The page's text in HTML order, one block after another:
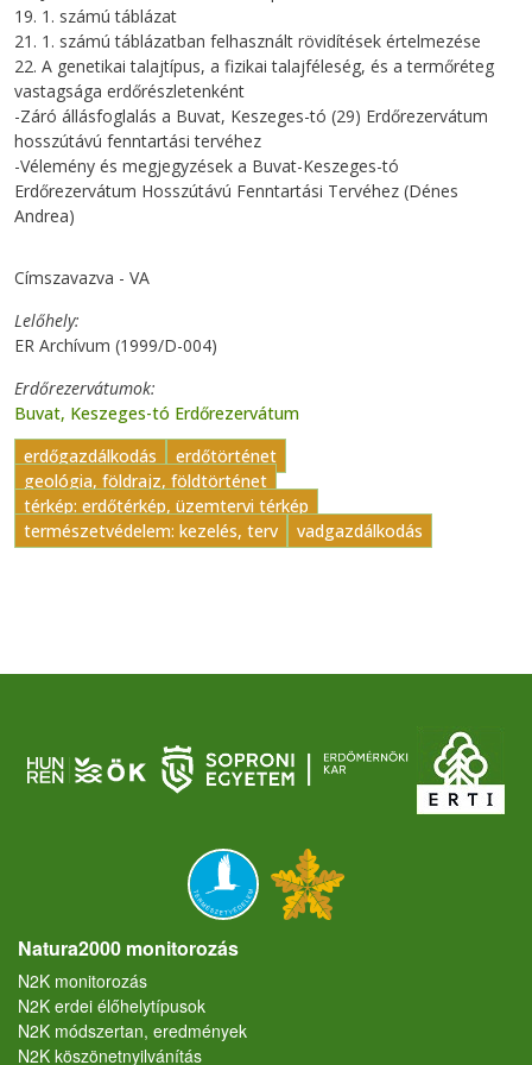
19. 1. számú táblázat
21. 1. számú táblázatban felhasznált rövidítések értelmezése
22. A genetikai talajtípus, a fizikai talajféleség, és a termőréteg
vastagsága erdőrészletenként
-Záró állásfoglalás a Buvat, Keszeges-tó (29) Erdőrezervátum
hosszútávú fenntartási tervéhez
-Vélemény és megjegyzések a Buvat-Keszeges-tó
Erdőrezervátum Hosszútávú Fenntartási Tervéhez (Dénes
Andrea)
Címszavazva - VA
Lelőhely
ER Archívum (1999/D-004)
Erdőrezervátumok
Buvat, Keszeges-tó Erdőrezervátum
erdőgazdálkodás
erdőtörténet
geológia, földrajz, földtörténet
térkép: erdőtérkép, üzemtervi térkép
természetvédelem: kezelés, terv
vadgazdálkodás
Natura2000 monitorozás
N2K monitorozás
N2K erdei élőhelytípusok
N2K módszertan, eredmények
N2K köszönetnyilvánítás